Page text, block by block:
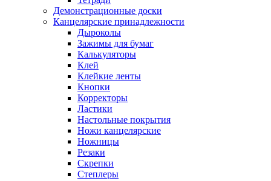
Демонстрационные доски
Канцелярские принадлежности
Дыроколы
Зажимы для бумаг
Калькуляторы
Клей
Клейкие ленты
Кнопки
Корректоры
Ластики
Настольные покрытия
Ножи канцелярские
Ножницы
Резаки
Скрепки
Степлеры